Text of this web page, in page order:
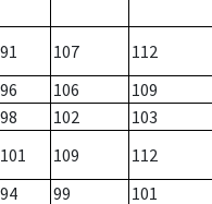
91 107 112
96 106 109
98 102 103
101 109 112
94 99 101